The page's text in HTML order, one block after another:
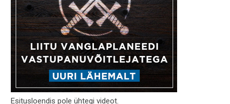
Esitusloendis pole ühtegi videot.